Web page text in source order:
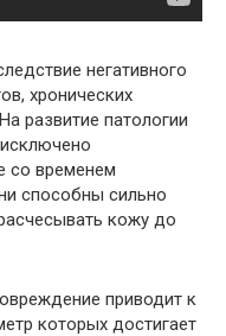
негативного
хронических
развитие патологии
со временем
способны сильно
кожу до
приводит к
которых достигает